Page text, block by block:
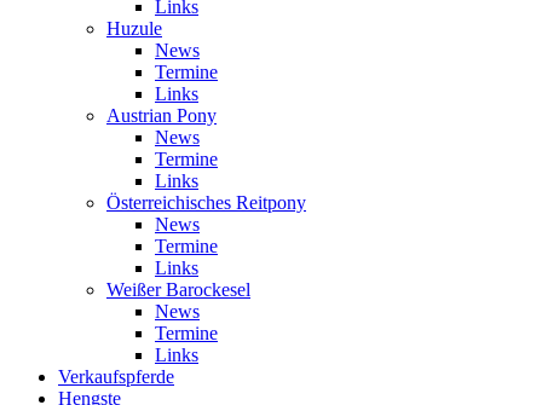
Links
Huzule
News
Termine
Links
Austrian Pony
News
Termine
Links
Österreichisches Reitpony
News
Termine
Links
Weißer Barockesel
News
Termine
Links
Verkaufspferde
Hengste